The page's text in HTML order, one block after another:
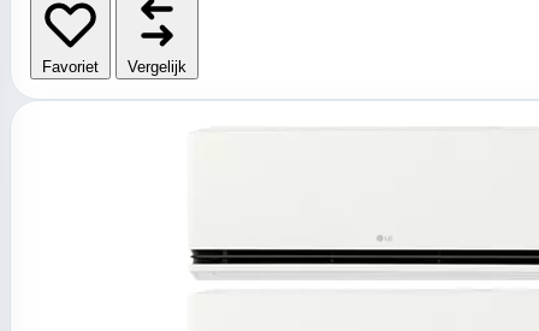
Favoriet Vergelijk